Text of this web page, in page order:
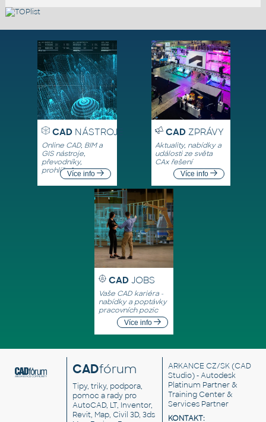
CADNÁSTROJE
Online CAD, BIM a
GIS nástroje,
převodníky,
prohlížečeVíce info
CADZPRÁVY
Aktuality, nabídky a
události ze světa
CAx řešení
Více info
CAD JOBS
Vaše CAD kariéra -
nabídky a poptávky
pracovních pozic
Více info
CADfórum
Tipy, triky, podpora,
pomoc a rady pro
AutoCAD, LT, Inventor,
Revit, Map, Civil 3D, 3ds
ARKANCE CZ/SK(CAD
Studio) - Autodesk
Platinum Partner &
Training Center &
Services Partner
KONTAKT: